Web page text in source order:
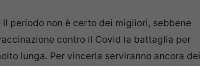
Il periodo non è certo dei migliori, sebbene
contro il Covid la battaglia per
lunga. Per vincerla serviranno ancora dei